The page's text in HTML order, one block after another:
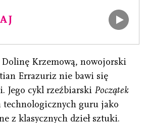
Krzemową, nowojorski
Errazuriz nie bawi się
Jego cykl rzeźbiarski Początek
technologicznych guru jako
z klasycznych dzieł sztuki.